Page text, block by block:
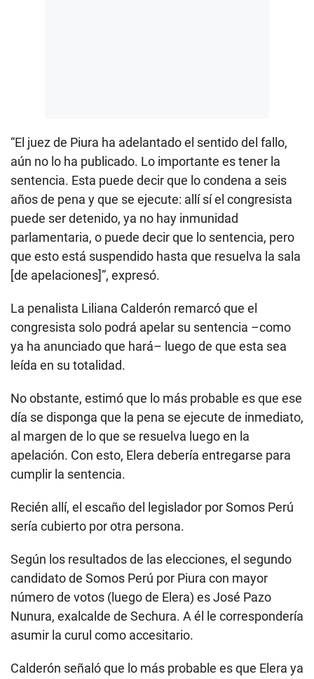
“El juez de Piura ha adelantado el sentido del fallo,
aún no lo ha publicado. Lo importante es tener la
sentencia. Esta puede decir que lo condena a seis
años de pena y que se ejecute: allí sí el congresista
puede ser detenido, ya no hay inmunidad
parlamentaria, o puede decir que lo sentencia, pero
que esto está suspendido hasta que resuelva la sala
[de apelaciones]”, expresó.
La penalista Liliana Calderón remarcó que el
congresista solo podrá apelar su sentencia –como
ya ha anunciado que hará– luego de que esta sea
leída en su totalidad.
No obstante, estimó que lo más probable es que ese
día se disponga que la pena se ejecute de inmediato,
al margen de lo que se resuelva luego en la
apelación. Con esto, Elera debería entregarse para
cumplir la sentencia.
Recién allí, el escaño del legislador por Somos Perú
sería cubierto por otra persona.
Según los resultados de las elecciones, el segundo
candidato de Somos Perú por Piura con mayor
número de votos (luego de Elera) es José Pazo
Nunura, exalcalde de Sechura. A él le correspondería
asumir la curul como accesitario.
Calderón señaló que lo más probable es que Elera ya